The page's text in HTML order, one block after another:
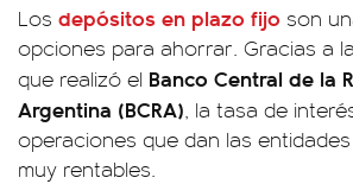
Los depósitos en plazo fijo son
opciones para ahorrar. Gracias a
que realizó el Banco Central de la
Argentina (BCRA), la tasa de
operaciones que dan las
muy rentables.